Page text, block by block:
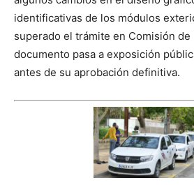
identificativas de los módulos
superado el trámite en Comisión de
documento pasa a exposición
antes de su aprobación definitiva.